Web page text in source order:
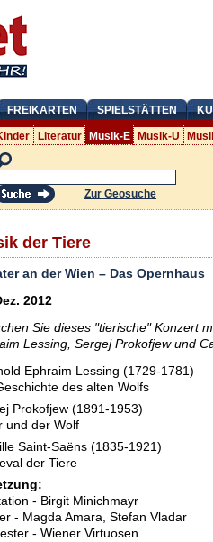
FREIKARTEN SPIELSTÄTTEN
Literatur Musik-E Musik-U
Zur Geosuche
der Tiere
an der Wien – Das Opernhaus
2012
Sie dieses "tierische" Konzert
Lessing, Sergej Prokofjew und
Ephraim Lessing (1729-1781)
des alten Wolfs
Prokofjew (1891-1953)
und der Wolf
Saint-Saëns (1835-1921)
der Tiere
- Birgit Minichmayr
- Magda Amara, Stefan Vladar
- Wiener Virtuosen